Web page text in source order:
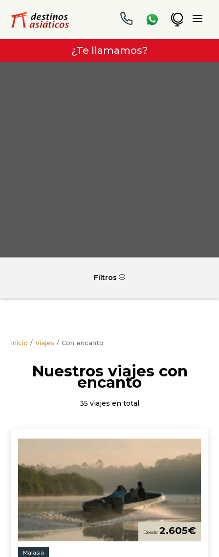
¿Te llamamos?
Filtros P
Inicio Viajes Con encanto
nuestros viajes con
encanto
35 viajes en total
2.605€
Malasia